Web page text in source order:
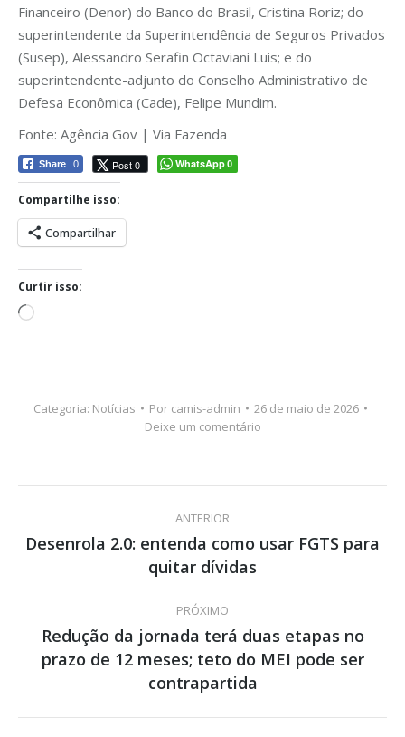
Financeiro (Denor) do Banco do Brasil, Cristina Roriz; do
superintendente da Superintendência de Seguros Privados
(Susep), Alessandro Serafin Octaviani Luis; e do
superintendente-adjunto do Conselho Administrativo de
Defesa Econômica (Cade), Felipe Mundim.
Fonte: Agência Gov | Via Fazenda
Share 0 Post 0 WhatsApp0
Compartilhe isso:
Compartilhar
Curtir isso:
Carregando...
Categoria: Notícias Por camis-admin
26 de maio de 2026
Deixe um comentário
Navegação
de
ANTERIOR
Post
anterior:
Desenrola 2.0: entenda como usar FGTS para
quitar dívidas
PRÓXIMO
Próximo
post:
Redução da jornada terá duas etapas no
prazo de 12 meses; teto do MEI pode ser
contrapartida